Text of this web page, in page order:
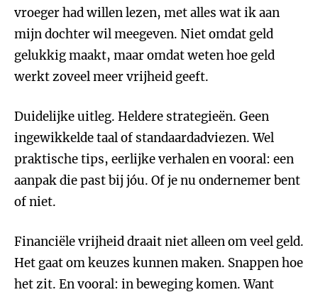
vroeger had willen lezen, met alles wat ik aan
mijn dochter wil meegeven. Niet omdat geld
gelukkig maakt, maar omdat weten hoe geld
werkt zoveel meer vrijheid geeft.
Duidelijke uitleg. Heldere strategieën. Geen
ingewikkelde taal of standaardadviezen. Wel
praktische tips, eerlijke verhalen en vooral: een
aanpak die past bij jóu. Of je nu ondernemer bent
of niet.
Financiële vrijheid draait niet alleen om veel geld.
Het gaat om keuzes kunnen maken. Snappen hoe
het zit. En vooral: in beweging komen. Want